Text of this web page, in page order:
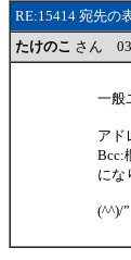
RE:15414 宛先の
たけのこ さん
一般
アド
Bcc:
にな
(^^)/”